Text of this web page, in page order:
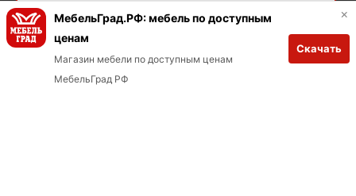
СОГЛАСИЕ НА ПОЛУЧЕНИЕ РЕКЛАМНО-ИНФОРМАЦИОННЫХ
Заказывай через мобильное приложение
политикой конфиденциальности
ХОРОШО
×
МебельГрад.РФ: мебель по доступным
ценам
Магазин мебели по доступным ценам
МебельГрад РФ
Скачать